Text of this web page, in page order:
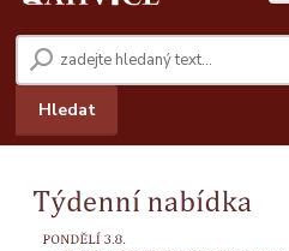
Hledat